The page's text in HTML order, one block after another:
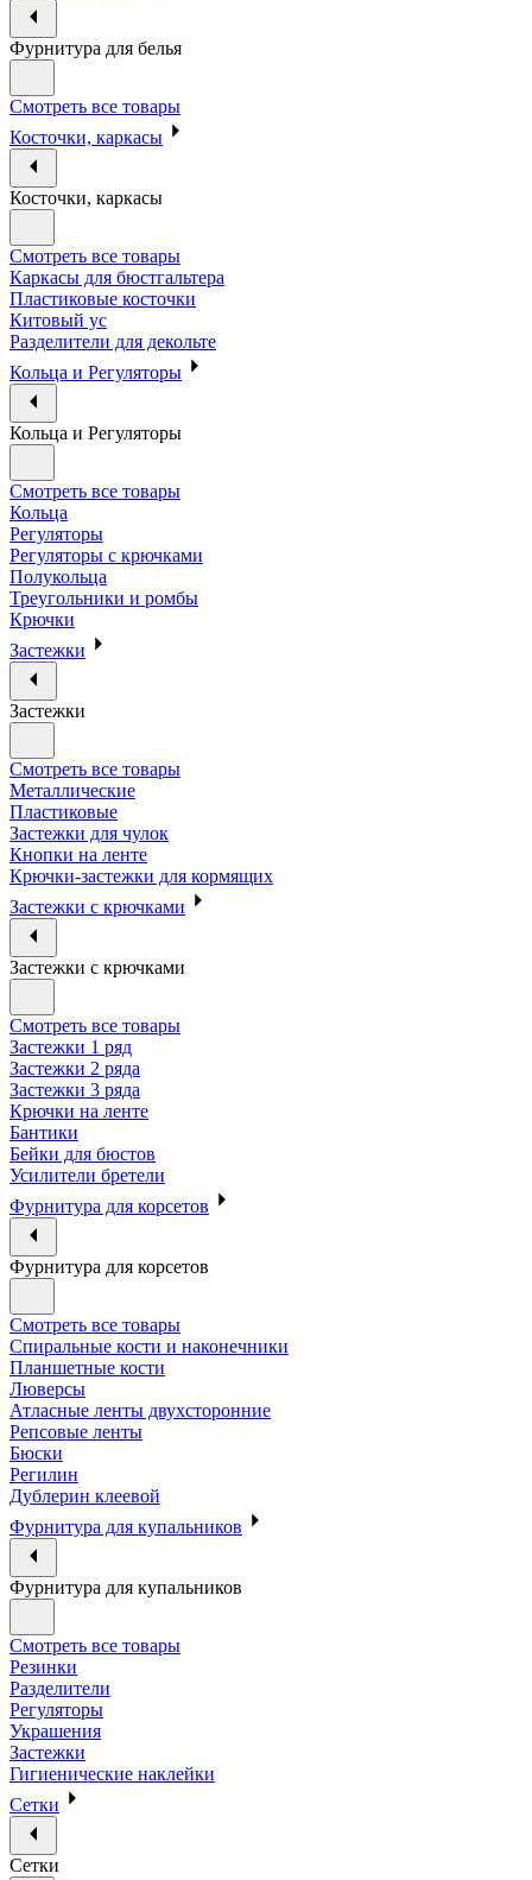
Фурнитура для белья
Смотреть все товары
Косточки, каркасы
Косточки, каркасы
Смотреть все товары
Каркасы для бюстгальтера
Пластиковые косточки
Китовый ус
Разделители для декольте
Кольца и Регуляторы
Кольца и Регуляторы
Смотреть все товары
Кольца
Регуляторы
Регуляторы с крючками
Полукольца
Треугольники и ромбы
Крючки
Застежки
Застежки
Смотреть все товары
Металлические
Пластиковые
Застежки для чулок
Кнопки на ленте
Крючки-застежки для кормящих
Застежки с крючками
Застежки с крючками
Смотреть все товары
Застежки 1 ряд
Застежки 2 ряда
Застежки 3 ряда
Крючки на ленте
Бантики
Бейки для бюстов
Усилители бретели
Фурнитура для корсетов
Фурнитура для корсетов
Смотреть все товары
Спиральные кости и наконечники
Планшетные кости
Люверсы
Атласные ленты двухсторонние
Репсовые ленты
Бюски
Регилин
Дублерин клеевой
Фурнитура для купальников
Фурнитура для купальников
Смотреть все товары
Резинки
Разделители
Регуляторы
Украшения
Застежки
Гигиенические наклейки
Сетки
Сетки